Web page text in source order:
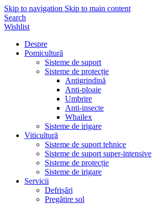
Skip to navigation Skip to main content
Search
Wishlist
Despre
Pomicultură
Sisteme de suport
Sisteme de protecție
Antigrindină
Anti-ploaie
Umbrire
Anti-insecte
Whailex
Sisteme de irigare
Viticultură
Sisteme de suport tehnice
Sisteme de suport super-intensive
Sisteme de protecție
Sisteme de irigare
Servicii
Defrișări
Pregătire sol